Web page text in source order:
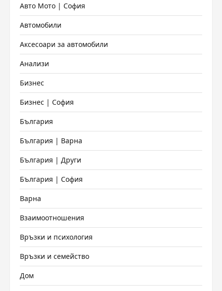
Авто Мото | София
Автомобили
Аксесоари за автомобили
Анализи
Бизнес
Бизнес | София
България
България | Варна
България | Други
България | София
Варна
Взаимоотношения
Връзки и психология
Връзки и семейство
Дом